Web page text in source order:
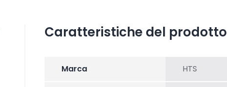
Caratteristiche del prodotto
Marca HTS